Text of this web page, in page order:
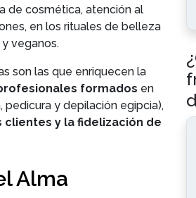
de cosmética, atención al
en los rituales de belleza
veganos.
son las que enriquecen la
formados en
y depilación egipcia),
clientes y la fidelización de
Alma